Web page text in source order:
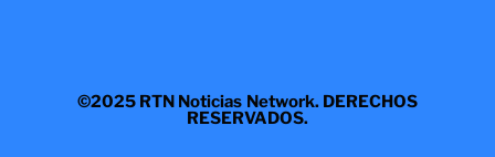
©2025 RTN Noticias Network. DERECHOS
RESERVADOS.